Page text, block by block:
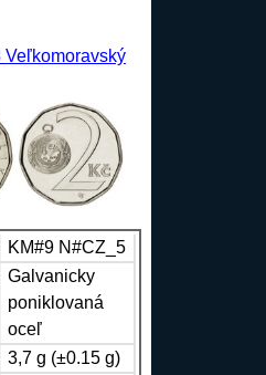
Veľkomoravský
KM#9 N#CZ_5
Galvanicky
poniklovaná
oceľ
3,7 g (±0.15 g)